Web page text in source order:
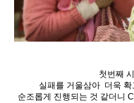
첫번째
실패를 거울삼아 더욱
순조롭게 진행되는 것 같더니